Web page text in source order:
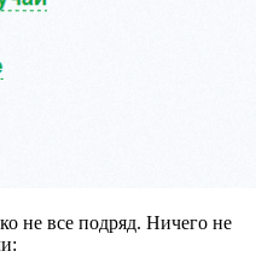
не все подряд. Ничего не